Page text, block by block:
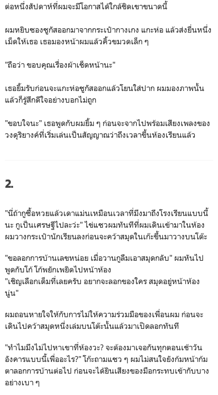
ต่อหนึ่งสัปดาห์ที่ผมจะมีโอกาสได้ใกล้ชิดเขาขนาดนี้
ผมหยิบซองซูกัสออกมาจากกระเป๋ากางเกง แกะห่อ แล้วส่งยื่นหนึ่ง
เม็ดให้เธอ เธอมองหน้าผมแล้วคิ้วขมวดเล็ก ๆ
"ถือว่า ขอบคุณเรื่องผ้าเช็ดหน้านะ"
เธอยิ้มรับก่อนจะแกะห่อซูกัสออกแล้วโยนใส่ปาก ผมมองภาพนั้น
แล้วก็รู้สึกดีใจอย่างบอกไม่ถูก
"ขอบใจนะ" เธอพูดกับผมยิ้ม ๆ ก่อนจะจากไปพร้อมเสียงเพลงของ
วงดุริยางค์ที่เริ่มเล่นเป็นสัญญาณว่าถึงเวลาขึ้นห้องเรียนแล้ว
2.
"นี่ถ้ากูซื้อหวยแล้วเดาแม่นเหมือนเวลาที่มึงมาถึงโรงเรียนแบบนี้
นะ กูเป็นเศรษฐีไปละว่ะ" ไข่แซวผมทันทีที่ผมเดินเข้ามาในห้อง
ผมวางกระเป๋านักเรียนลงก่อนจะคว้าสมุดในเก๊ะขึ้นมาวางบนโต๊ะ
"ขอลอกการบ้านเลขหน่อย เมื่อวานกูลืมเอาสมุดกลับ" ผมหันไป
พูดกับโก้ โก้พยักเพยิดไปหน้าห้อง
"เชิญเลือกเต็มที่เลยครับ อยากจะลอกของใคร สมุดอยู่หน้าห้อง
นู่น"
ผมถอนหายใจให้กับการไม่ให้ความร่วมมือของเพื่อนผม ก่อนจะ
เดินไปคว้าสมุดหนึ่งเล่มบนโต๊ะนั้นแล้วมาเปิดลอกทันที
"ทำไมมึงไม่ไปหาเขาที่ห้องวะ? จะต้องมาเจอกันทุกตอนเช้าวัน
อังคารแบบนี้เพื่ออะไร?" โก๊ะถามแซว ๆ ผมไม่สนใจยังก้มหน้าก้ม
ตาลอกการบ้านต่อไป ก่อนจะได้ยินเสียงของมือกระทบเข้ากับบาง
อย่างเบา ๆ